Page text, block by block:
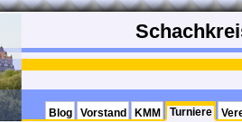
Blog Vorstand KMM Turniere